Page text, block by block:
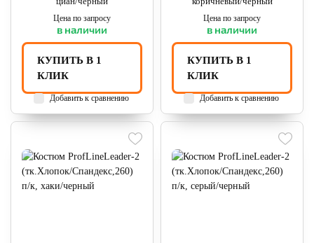
Цена по запросу
в наличии
КУПИТЬ В 1
КЛИК
Добавить к сравнению
Цена по запросу
в наличии
КУПИТЬ В 1
КЛИК
Добавить к сравнению